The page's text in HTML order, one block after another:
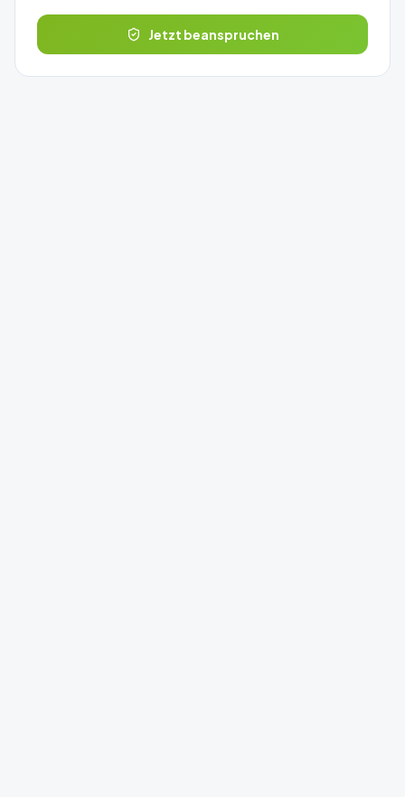
Jetzt beanspruchen